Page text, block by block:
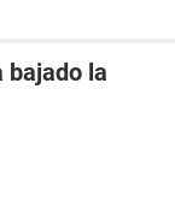
bajado la